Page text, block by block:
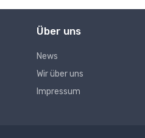
Über uns
News
Wir über uns
Impressum